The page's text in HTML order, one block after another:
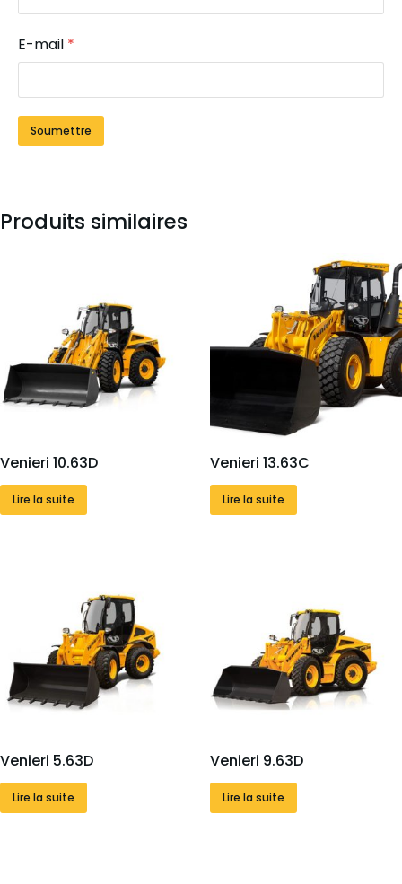
E-mail *
Produits similaires
Venieri 10.63D
Lire la suite
Venieri 13.63C
Lire la suite
Venieri 5.63D
Lire la suite
Venieri 9.63D
Lire la suite